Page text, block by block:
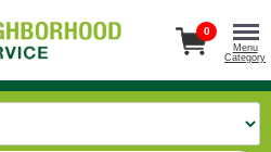
0
Menu
Category